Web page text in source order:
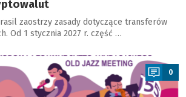
zaostrzy zasady dotyczące transferów
Od 1 stycznia 2027 r. część …
0